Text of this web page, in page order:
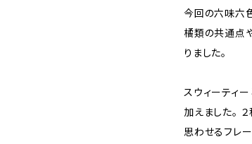
今回の六味六
橘類の共通点
りました。
スウィーティ
加えました。
思わせるフレ